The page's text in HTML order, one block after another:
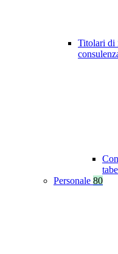
Titolari di
Personale 80